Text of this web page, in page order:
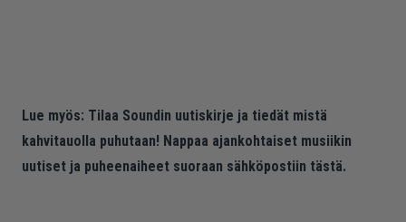
Lue myös: Tilaa Soundin uutiskirje ja tiedät mistä
kahvitauolla puhutaan! Nappaa ajankohtaiset musiikin
uutiset ja puheenaiheet suoraan sähköpostiin tästä.